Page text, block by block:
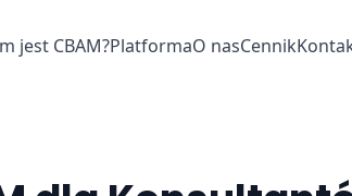
jest CBAM?PlatformaO nasCennik